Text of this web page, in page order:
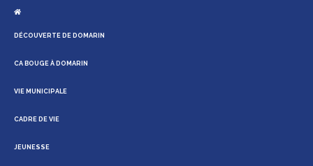
DÉCOUVERTE DE DOMARIN
CA BOUGE À DOMARIN
VIE MUNICIPALE
CADRE DE VIE
JEUNESSE